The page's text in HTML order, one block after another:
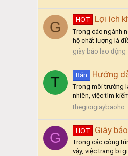
G HOT Lợi ích
Trong các ngành
hộ chất lượng là
giày bảo lao động
T Bán Hướng
Trong môi trường
nhiên, việc tìm
thegioigiaybaoho
G HOT Giày
Trong các công
vậy, việc trang bị